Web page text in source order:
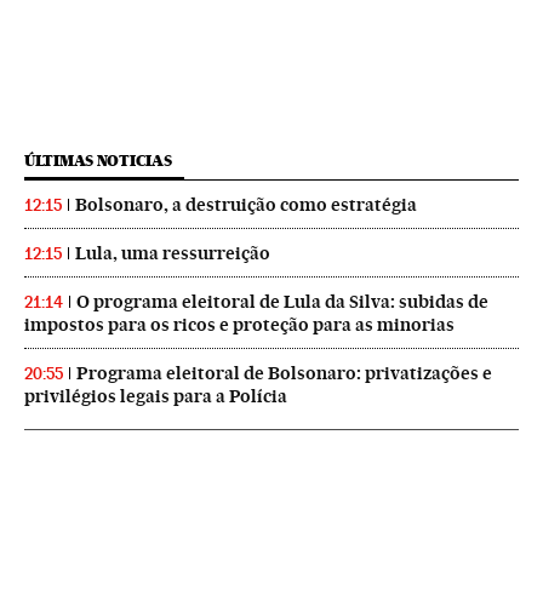
ÚLTIMAS NOTICIAS
12:15 Bolsonaro, a destruição como estratégia
12:15 Lula, uma ressurreição
21:14
O programa eleitoral de Lula da Silva: subidas de
impostos para os ricos e proteção para as minorias
20:55
Programa eleitoral de Bolsonaro: privatizações e
privilégios legais para a Polícia